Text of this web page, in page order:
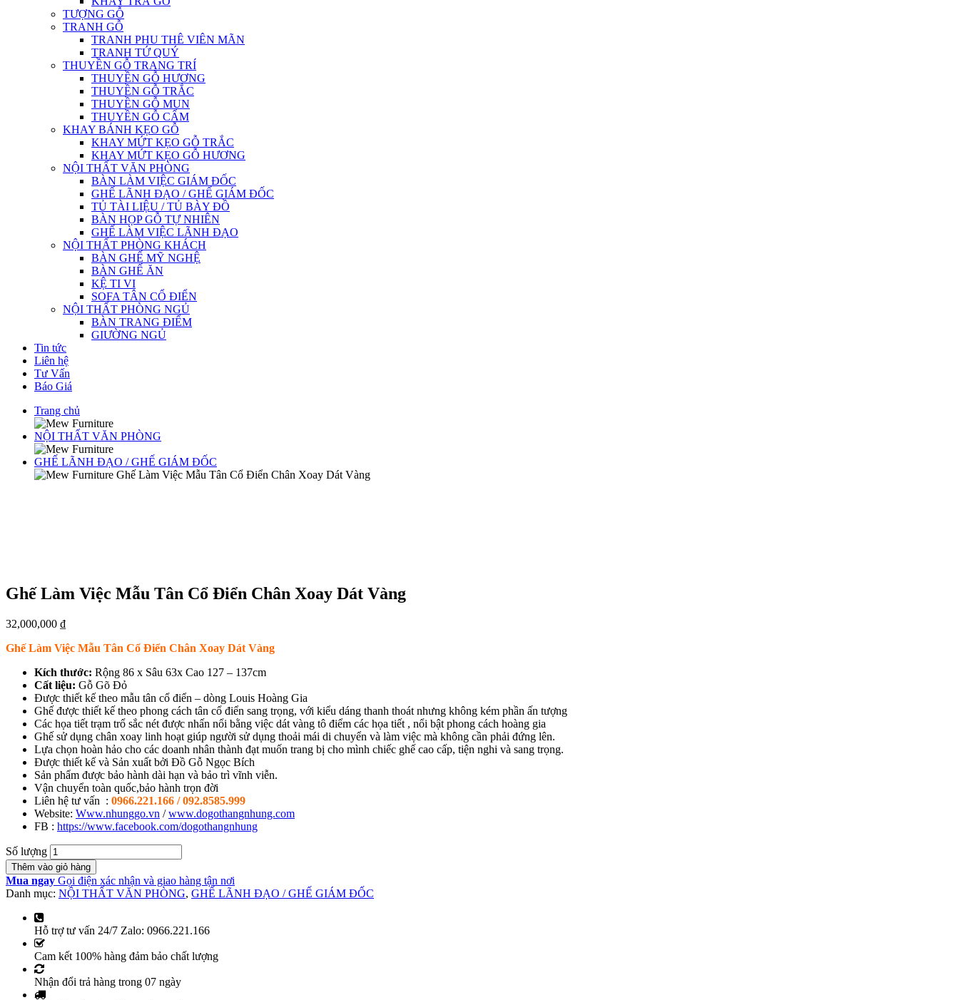
TƯỢNG GỖ
TRANH GỖ
TRANH PHU THÊ VIÊN MÃN
TRANH TỨ QUÝ
THUYỀN GỖ TRANG TRÍ
THUYỀN GỖ HƯƠNG
THUYỀN GỖ TRẮC
THUYỀN GỖ MUN
THUYỀN GỖ CẨM
KHAY BÁNH KẸO GỖ
KHAY MỨT KẸO GỖ TRẮC
KHAY MỨT KẸO GỖ HƯƠNG
NỘI THẤT VĂN PHÒNG
BÀN LÀM VIỆC GIÁM ĐỐC
GHẾ LÃNH ĐẠO / GHẾ GIÁM ĐỐC
TỦ TÀI LIỆU / TỦ BÀY ĐỒ
BÀN HỌP GỖ TỰ NHIÊN
GHẾ LÀM VIỆC LÃNH ĐẠO
NỘI THẤT PHÒNG KHÁCH
BÀN GHẾ MỸ NGHỆ
BÀN GHẾ ĂN
KỆ TI VI
SOFA TÂN CỔ ĐIỂN
NỘI THẤT PHÒNG NGỦ
BÀN TRANG ĐIỂM
GIƯỜNG NGỦ
Tin tức
Liên hệ
Tư Vấn
Báo Giá
Trang chủ
NỘI THẤT VĂN PHÒNG
GHẾ LÃNH ĐẠO / GHẾ GIÁM ĐỐC
Ghế Làm Việc Mẫu Tân Cổ Điển Chân Xoay Dát Vàng
Ghế Làm Việc Mẫu Tân Cổ Điển Chân Xoay Dát Vàng
32,000,000 ₫
Ghế Làm Việc Mẫu Tân Cổ Điển Chân Xoay Dát Vàng
Kích thước: Rộng 86 x Sâu 63x Cao 127 – 137cm
Cất liệu: Gỗ Gõ Đỏ
Được thiết kế theo mẫu tân cổ điển – dòng Louis Hoàng Gia
Ghế được thiết kế theo phong cách tân cổ điển sang trọng, với kiểu dáng thanh thoát nhưng không kém phần ấn tượng
Các họa tiết trạm trổ sắc nét được nhấn nổi bằng việc dát vàng tô điểm các họa tiết , nổi bật phong cách hoàng gia
Ghế sử dụng chân xoay linh hoạt giúp người sử dụng thoải mái di chuyển và làm việc mà không cần phải đứng lên.
Lựa chọn hoàn hảo cho các doanh nhân thành đạt muốn trang bị cho mình chiếc ghế cao cấp, tiện nghi và sang trọng.
Được thiết kế và Sản xuất bởi Đồ Gỗ Ngọc Bích
Sản phẩm được bảo hành dài hạn và bảo trì vĩnh viễn.
Vận chuyển toàn quốc,bảo hành trọn đời
Liên hệ tư vấn : 0966.221.166 / 092.8585.999
Website: Www.nhunggo.vn /www.dogothangnhung.com
FB : https://www.facebook.com/dogothangnhung
Số lượng
Thêm vào giỏ hàng
Mua ngay Gọi điện xác nhận và giao hàng tận nơi
Danh mục: NỘI THẤT VĂN PHÒNG, GHẾ LÃNH ĐẠO / GHẾ GIÁM ĐỐC
Hỗ trợ tư vấn 24/7 Zalo: 0966.221.166
Cam kết 100% hàng đảm bảo chất lượng
Nhận đổi trả hàng trong 07 ngày